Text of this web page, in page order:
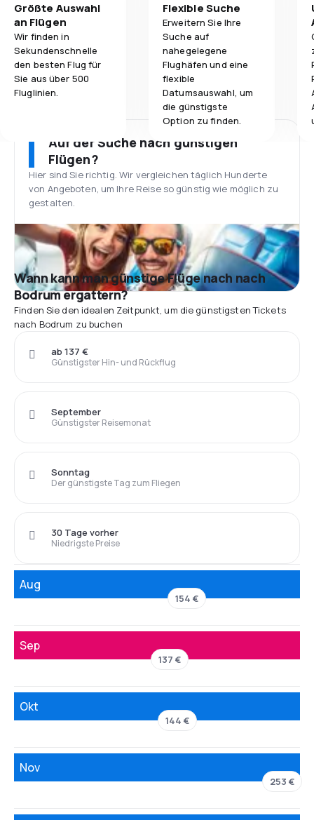
Größte Auswahl
an Flügen
Wir finden in
Sekundenschnelle
den besten Flug für
Sie aus über 500
Fluglinien.
Flexible Suche
Erweitern Sie Ihre
Suche auf
nahegelegene
Flughäfen und eine
flexible
Datumsauswahl, um
die günstigste
Option zu finden.
Auf der Suche nach günstigen
Flügen?
Hier sind Sie richtig. Wir vergleichen täglich Hunderte
von Angeboten, um Ihre Reise so günstig wie möglich zu
gestalten.
Wann kann man günstige Flüge nach nach
Bodrum ergattern?
Finden Sie den idealen Zeitpunkt, um die günstigsten Tickets
nach Bodrum zu buchen
Günstigster Hin- und Rückflug
ab 137 €
Günstigster Reisemonat
September
Der günstigste Tag zum Fliegen
Sonntag
Niedrigste Preise
30 Tage vorher
Aug
154 €
Sep
137 €
Okt
144 €
Nov
253 €